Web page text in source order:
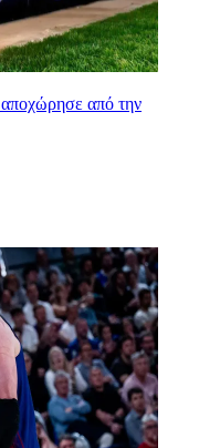
από την